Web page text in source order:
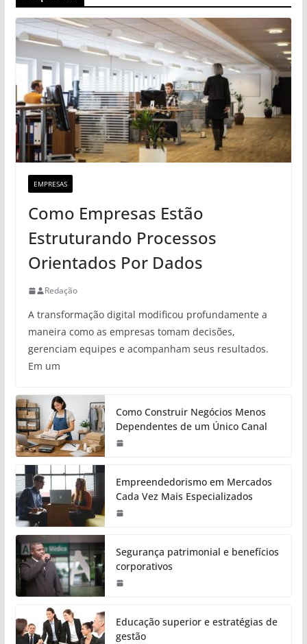
EMPRESAS
Como Empresas Estão
Estruturando Processos
Orientados Por Dados
Redação
A transformação digital modificou profundamente a
maneira como as empresas tomam decisões,
gerenciam equipes e acompanham seus resultados.
Em um
Como Construir Negócios Menos
Dependentes de um Único Canal
Empreendedorismo em Mercados
Cada Vez Mais Especializados
Segurança patrimonial e benefícios
corporativos
Educação superior e estratégias de
gestão